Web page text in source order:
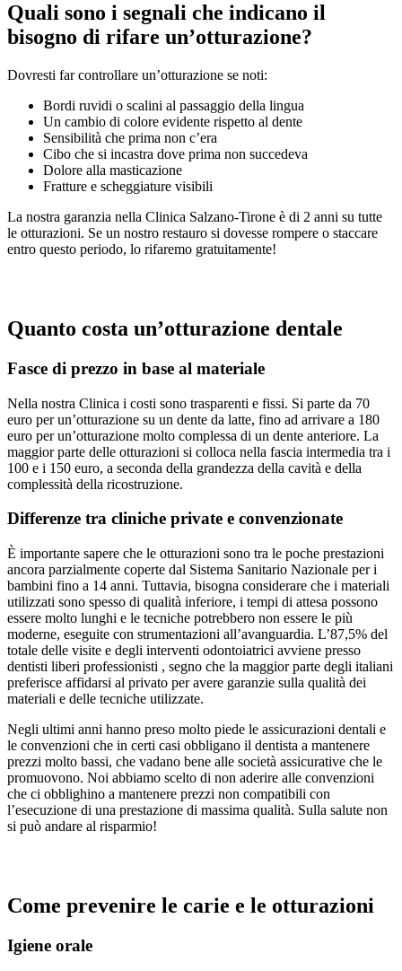
Quali sono i segnali che indicano il
bisogno di rifare un’otturazione?
Dovresti far controllare un’otturazione se noti:
Bordi ruvidi o scalini al passaggio della lingua
Un cambio di colore evidente rispetto al dente
Sensibilità che prima non c’era
Cibo che si incastra dove prima non succedeva
Dolore alla masticazione
Fratture e scheggiature visibili
La nostra garanzia nella Clinica Salzano-Tirone è di 2 anni su tutte
le otturazioni. Se un nostro restauro si dovesse rompere o staccare
entro questo periodo, lo rifaremo gratuitamente!
Quanto costa un’otturazione dentale
Fasce di prezzo in base al materiale
Nella nostra Clinica i costi sono trasparenti e fissi. Si parte da 70
euro per un’otturazione su un dente da latte, fino ad arrivare a 180
euro per un’otturazione molto complessa di un dente anteriore. La
maggior parte delle otturazioni si colloca nella fascia intermedia tra i
100 e i 150 euro, a seconda della grandezza della cavità e della
complessità della ricostruzione.
Differenze tra cliniche private e convenzionate
È importante sapere che le otturazioni sono tra le poche prestazioni
ancora parzialmente coperte dal Sistema Sanitario Nazionale per i
bambini fino a 14 anni. Tuttavia, bisogna considerare che i materiali
utilizzati sono spesso di qualità inferiore, i tempi di attesa possono
essere molto lunghi e le tecniche potrebbero non essere le più
moderne, eseguite con strumentazioni all’avanguardia. L’87,5% del
totale delle visite e degli interventi odontoiatrici avviene presso
dentisti liberi professionisti , segno che la maggior parte degli italiani
preferisce affidarsi al privato per avere garanzie sulla qualità dei
materiali e delle tecniche utilizzate.
Negli ultimi anni hanno preso molto piede le assicurazioni dentali e
le convenzioni che in certi casi obbligano il dentista a mantenere
prezzi molto bassi, che vadano bene alle società assicurative che le
promuovono. Noi abbiamo scelto di non aderire alle convenzioni
che ci obblighino a mantenere prezzi non compatibili con
l’esecuzione di una prestazione di massima qualità. Sulla salute non
si può andare al risparmio!
Come prevenire le carie e le otturazioni
Igiene orale